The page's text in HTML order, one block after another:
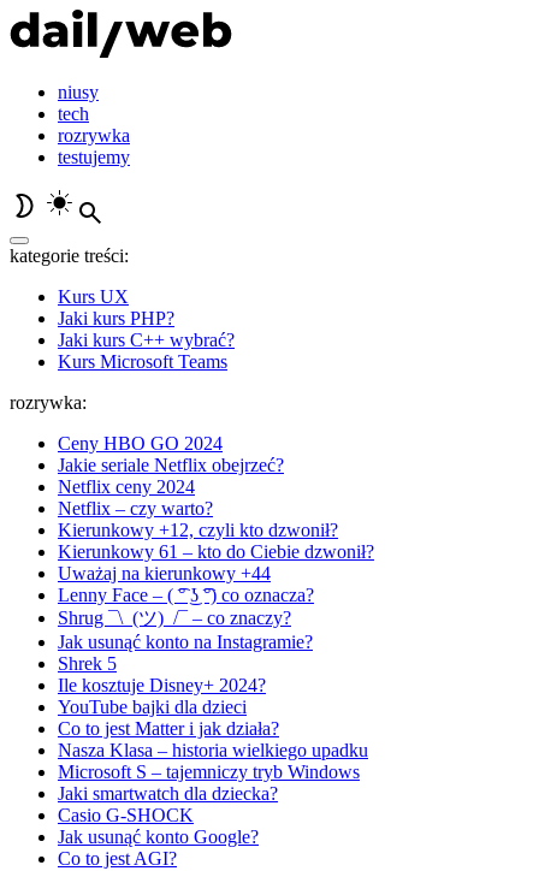
niusy
tech
rozrywka
testujemy
kategorie treści:
Kurs UX
Jaki kurs PHP?
Jaki kurs C++ wybrać?
Kurs Microsoft Teams
rozrywka:
Ceny HBO GO 2024
Jakie seriale Netflix obejrzeć?
Netflix ceny 2024
Netflix – czy warto?
Kierunkowy +12, czyli kto dzwonił?
Kierunkowy 61 – kto do Ciebie dzwonił?
Uważaj na kierunkowy +44
Lenny Face – ( ͡° ͜ʖ ͡°) co oznacza?
Shrug ¯\_(ツ)_/¯ – co znaczy?
Jak usunąć konto na Instagramie?
Shrek 5
Ile kosztuje Disney+ 2024?
YouTube bajki dla dzieci
Co to jest Matter i jak działa?
Nasza Klasa – historia wielkiego upadku
Microsoft S – tajemniczy tryb Windows
Jaki smartwatch dla dziecka?
Casio G-SHOCK
Jak usunąć konto Google?
Co to jest AGI?